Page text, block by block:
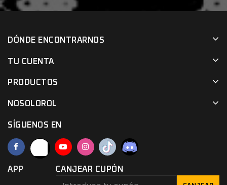
DÓNDE ENCONTRARNOS
TU CUENTA
PRODUCTOS
NOSOLOROL
SÍGUENOS EN
APP CANJEAR CUPÓN